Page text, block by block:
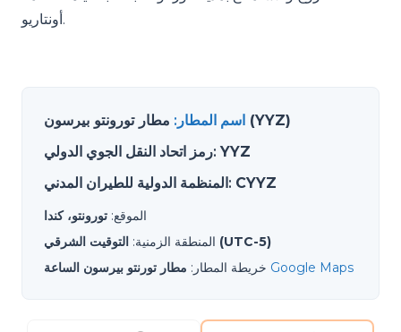
أونتاريو.
اسم المطار :
مطار تورونتو بيرسون (YYZ)
رمز اتحاد النقل الجوي الدولي: YYZ
المنظمة الدولية للطيران المدني: CYYZ
الموقع: تورونتو، كندا
المنطقة الزمنية:
التوقيت الشرقي (UTC-5)
خريطة المطار : مطار تورنتو بيرسون الساعة Google Maps